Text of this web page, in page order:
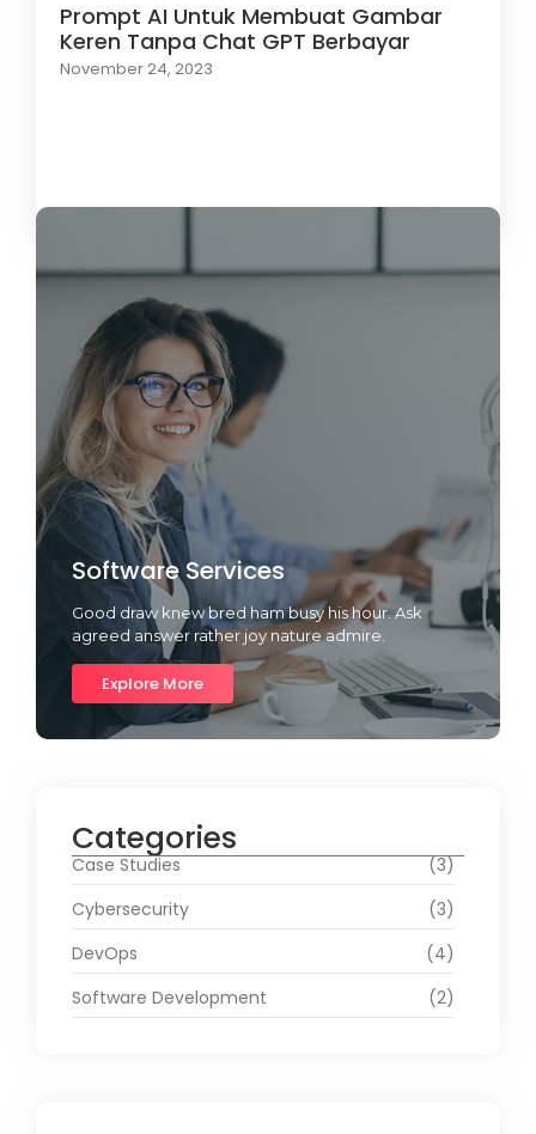
Prompt AI Untuk Membuat Gambar
Keren Tanpa Chat GPT Berbayar
November 24, 2023
Software Services
Good draw knew bred ham busy his hour. Ask
agreed answer rather joy nature admire.
Explore More
Categories
Case Studies
(3)
Cybersecurity
(3)
DevOps
(4)
Software Development
(2)